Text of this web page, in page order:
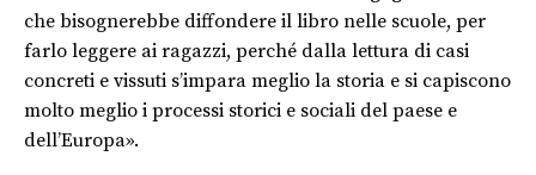
che bisognerebbe diffondere il libro nelle scuole, per
farlo leggere ai ragazzi, perché dalla lettura di casi
concreti e vissuti s’impara meglio la storia e si capiscono
molto meglio i processi storici e sociali del paese e
dell’Europa».